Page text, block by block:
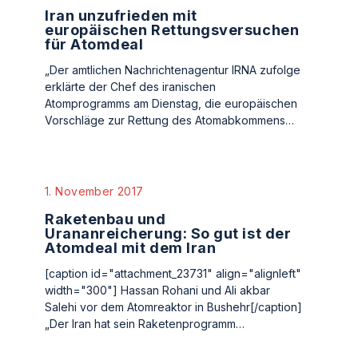
Iran unzufrieden mit
europäischen Rettungsversuchen
für Atomdeal
„Der amtlichen Nachrichtenagentur IRNA zufolge
erklärte der Chef des iranischen
Atomprogramms am Dienstag, die europäischen
Vorschläge zur Rettung des Atomabkommens…
1. November 2017
Raketenbau und
Urananreicherung: So gut ist der
Atomdeal mit dem Iran
[caption id="attachment_23731" align="alignleft"
width="300"] Hassan Rohani und Ali akbar
Salehi vor dem Atomreaktor in Bushehr[/caption]
„Der Iran hat sein Raketenprogramm…